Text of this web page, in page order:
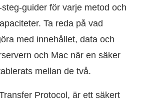
guider för varje metod och
Ta reda på vad
med innehållet, data och
och Mac när en säker
mellan de två.
Protocol, är ett säkert